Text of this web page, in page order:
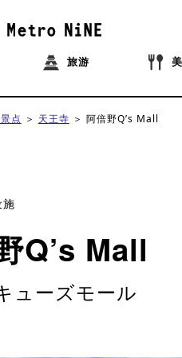
旅游
点 天王寺 阿倍野Q’s Mall
Q’s Mall
ューズモール